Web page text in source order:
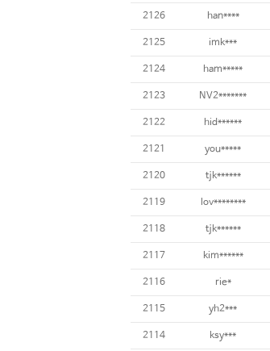
2126 han****
2125 imk***
2124 ham*****
2123 NV2*******
2122 hid******
2121 you*****
2120 tjk******
2119 lov********
2118 tjk******
2117 kim******
2116 rie*
2115 yh2***
2114 ksy***